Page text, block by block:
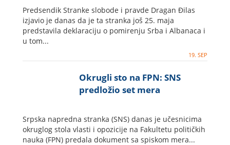
Predsendik Stranke slobode i pravde Dragan Đilas
izjavio je danas da je ta stranka još 25. maja
predstavila deklaraciju o pomirenju Srba i Albanaca i
u tom...
19. SEP
Okrugli sto na FPN: SNS
predložio set mera
Srpska napredna stranka (SNS) danas je učesnicima
okruglog stola vlasti i opozicije na Fakultetu političkih
nauka (FPN) predala dokument sa spiskom mera...